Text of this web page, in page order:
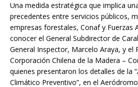
Una medida estratégica que implica
precedentes entre servicios públicos,
empresas forestales, Conaf y Fuerzas
conocer el General Subdirector de
General Inspector, Marcelo Araya, y el
Corporación Chilena de la Madera –
quienes presentaron los detalles de la
Climático Preventivo”, en el